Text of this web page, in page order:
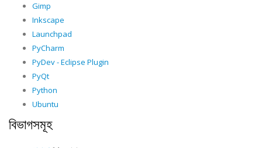
Gimp
Inkscape
Launchpad
PyCharm
PyDev - Eclipse Plugin
PyQt
Python
Ubuntu
বিভাগসমূহ